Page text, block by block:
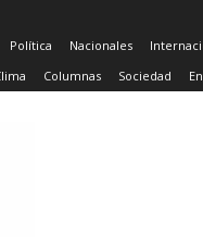
Política Nacionales
Columnas Sociedad